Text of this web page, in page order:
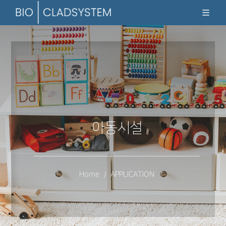
아동시설
Home APPLICATION